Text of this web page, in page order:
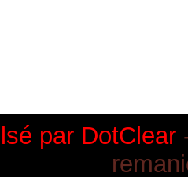
par DotClear